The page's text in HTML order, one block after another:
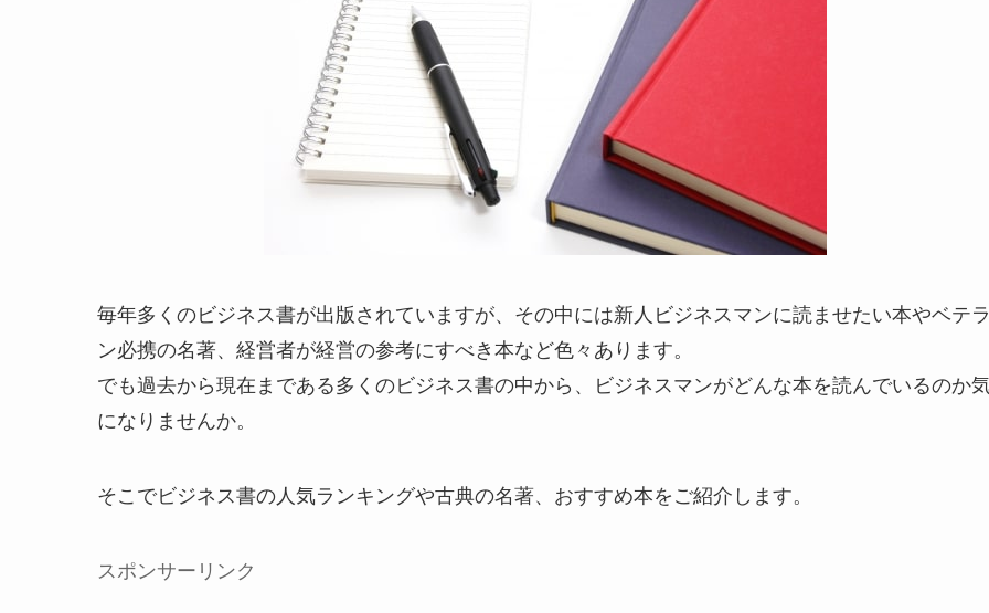
毎年多くのビジネス書が出版されていますが、その中には新人ビジネスマンに読ませたい本やベテ
ン必携の名著、経営者が経営の参考にすべき本など色々あります。
でも過去から現在まである多くのビジネス書の中から、ビジネスマンがどんな本を読んでいるのか
になりませんか。
そこでビジネス書の人気ランキングや古典の名著、おすすめ本をご紹介します。
スポンサーリンク